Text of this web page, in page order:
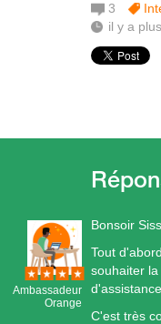
3
il y a
Ambassadeur
Orange
Bonsoir
Tout
souhaiter
C'est très